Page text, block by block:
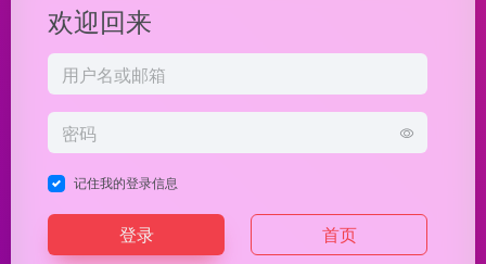
欢迎回来
记住我的登录信息
登录 首页